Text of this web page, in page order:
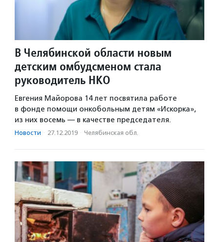
В Челябинской области новым
детским омбудсменом стала
руководитель НКО
Евгения Майорова 14 лет посвятила работе
в фонде помощи онкобольным детям «Искорка»,
из них восемь — в качестве председателя.
Новости · 27.12.2019 · Челябинская обл.